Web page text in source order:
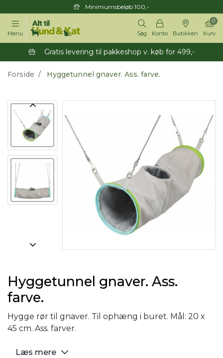
Minimumsbeløb 100,-
Menu Søg Konto Butikken Kurv
0
Gratis levering til pakkeshop v. køb for 499,-
Forside Hyggetunnel gnaver. Ass. farve.
Hyggetunnel gnaver. Ass.
farve.
Hygge rør til gnaver. Til ophæng i buret. Mål: 20 x
45 cm. Ass. farver.
Læs mere